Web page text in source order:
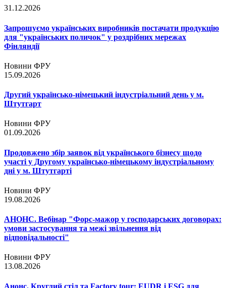
31.12.2026
Запрошуємо українських виробників постачати продукцію
для "українських поличок" у роздрібних мережах
Фінляндії
Новини ФРУ
15.09.2026
Другий українсько-німецький індустріальний день у м.
Штутгарт
Новини ФРУ
01.09.2026
Продовжено збір заявок від українського бізнесу щодо
участі у Другому українсько-німецькому індустріальному
дні у м. Штутгарті
Новини ФРУ
19.08.2026
АНОНС. Вебінар "Форс-мажор у господарських договорах:
умови застосування та межі звільнення від
відповідальності"
Новини ФРУ
13.08.2026
Анонс. Круглий стіл та Factory tour: EUDR і ESG для